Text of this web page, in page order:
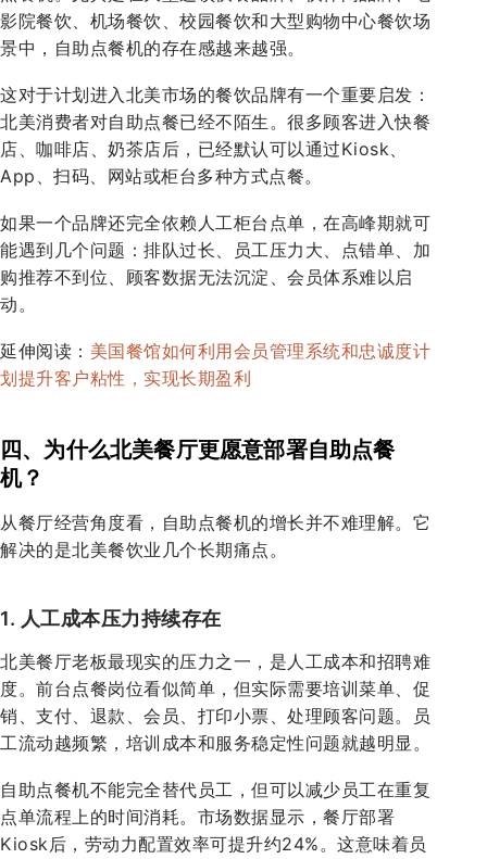
影院餐饮、机场餐饮、校园餐饮和大型购物中心餐饮场
景中，自助点餐机的存在感越来越强。
这对于计划进入北美市场的餐饮品牌有一个重要启发：
北美消费者对自助点餐已经不陌生。很多顾客进入快餐
店、咖啡店、奶茶店后，已经默认可以通过Kiosk、
App、扫码、网站或柜台多种方式点餐。
如果一个品牌还完全依赖人工柜台点单，在高峰期就可
能遇到几个问题：排队过长、员工压力大、点错单、加
购推荐不到位、顾客数据无法沉淀、会员体系难以启
动。
延伸阅读： 美国餐馆如何利用会员管理系统和忠诚度计
划提升客户粘性，实现长期盈利
四、为什么北美餐厅更愿意部署自助点餐
机？
从餐厅经营角度看，自助点餐机的增长并不难理解。它
解决的是北美餐饮业几个长期痛点。
1. 人工成本压力持续存在
北美餐厅老板最现实的压力之一，是人工成本和招聘难
度。前台点餐岗位看似简单，但实际需要培训菜单、促
销、支付、退款、会员、打印小票、处理顾客问题。员
工流动越频繁，培训成本和服务稳定性问题就越明显。
自助点餐机不能完全替代员工，但可以减少员工在重复
点单流程上的时间消耗。市场数据显示，餐厅部署
Kiosk后，劳动力配置效率可提升约24%。这意味着员